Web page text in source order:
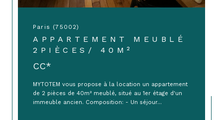
Paris (75002)
APPARTEMENT MEUBLÉ
2PIÈCES/ 40M²
CC*
MYTOTEM vous propose à la location un appartement
de 2 pièces de 40m² meublé, situé au 1er étage d'un
immeuble ancien. Composition: - Un séjour...